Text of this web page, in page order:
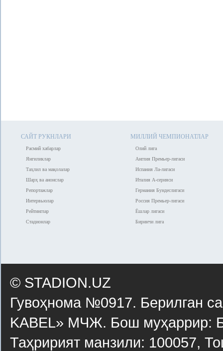
САЙТ РУКНЛАРИ
Расмий хабарлар
Янгиликлар
Таҳлил ва мақолалар
Шарҳ ва анонслар
Репортажлар
Интервьюлар
Рейтинглар
Стадионлар
МИЛЛИЙ ЧЕМПИОНАТЛАР
Олий лига
Англия Премьер-лигаси
Испания Ла-лигаси
Италия А-серияси
Германия Бундеслигаси
Россия Премьер-лигаси
Ёшлар лигаси
Биринчи лига
© STADION.UZ
Гувоҳнома №0917. Берилган
KABEL» МЧЖ. Бош муҳаррир:
Таҳририят манзили: 100057,